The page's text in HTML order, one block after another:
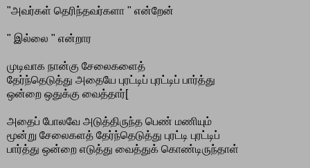
"அவர்கள் தெரிந்தவர்களா " என்றேன்
" இல்லை " என்றார
முடிவாக நான்கு சேலைகளைத்
தேர்ந்தெடுத்து அதையே புரட்டிப் புரட்டிப் பார்த்து
ஒன்றை ஒதுக்கு வைத்தார்[
அதைப் போலவே அடுத்திருந்த பெண் மணியும்
மூன்று சேலைகளத் தேர்ந்தெடுத்து புரட்டி புரட்டிப்
பார்த்து ஒன்றை எடுத்து வைத்துக் கொண்டிருந்தாள்